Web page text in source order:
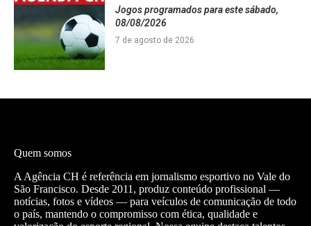
Jogos programados para este sábado,
08/08/2026
7 de agosto de 2026
Quem somos
A Agência CH é referência em jornalismo esportivo no Vale do
São Francisco. Desde 2011, produz conteúdo profissional —
notícias, fotos e vídeos — para veículos de comunicação de todo
o país, mantendo o compromisso com ética, qualidade e